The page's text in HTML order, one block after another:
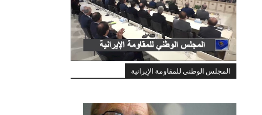
المجلس الوطني للمقاومة الإيرانية